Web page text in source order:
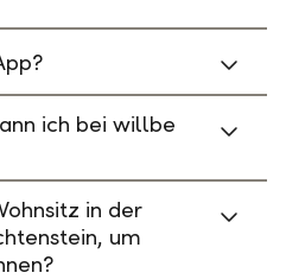
ich bei willbe
in der
um